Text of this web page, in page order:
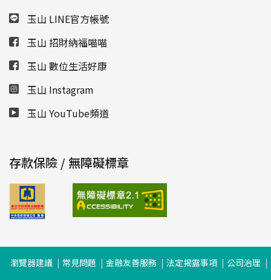
玉山 LINE官方帳號
玉山 招財納福喵喵
玉山 數位生活好康
玉山 Instagram
玉山 YouTube頻道
存款保險 / 無障礙標章
瀏覽器建議 常見問題 金融友善服務 法定揭露事項
公司治理